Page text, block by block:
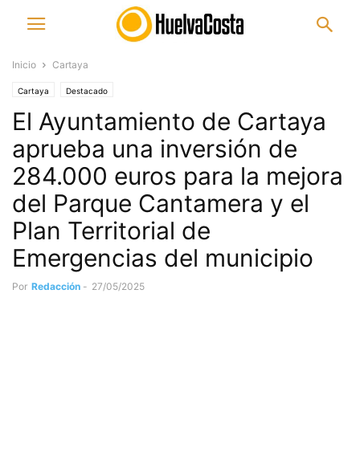
Inicio Cartaya
Cartaya Destacado
El Ayuntamiento de Cartaya
aprueba una inversión de
284.000 euros para la mejora
del Parque Cantamera y el
Plan Territorial de
Emergencias del municipio
Por Redacción - 27/05/2025